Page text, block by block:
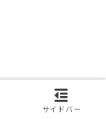
サイドバー